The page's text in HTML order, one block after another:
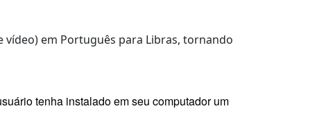
em Português para Libras, tornando
tenha instalado em seu computador um